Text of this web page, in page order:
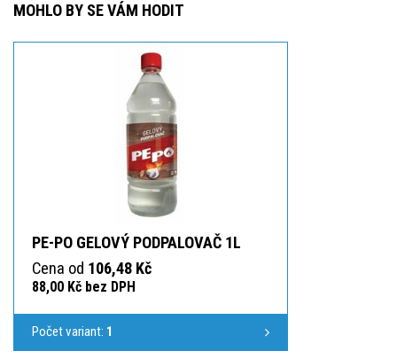
MOHLO BY SE VÁM HODIT
PE-PO GELOVÝ PODPALOVAČ 1L
Cena od 106,48 Kč
88,00 Kč bez DPH
Počet variant: 1